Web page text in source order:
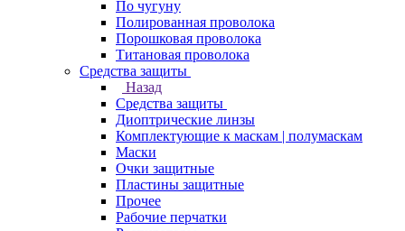
По чугуну
Полированная проволока
Порошковая проволока
Титановая проволока
Средства защиты
Назад
Средства защиты
Диоптрические линзы
Комплектующие к маскам | полумаскам
Маски
Очки защитные
Пластины защитные
Прочее
Рабочие перчатки